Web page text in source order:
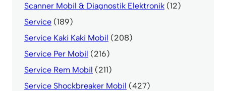
Scanner Mobil & Diagnostik Elektronik (12)
Service (189)
Service Kaki Kaki Mobil (208)
Service Per Mobil (216)
Service Rem Mobil (211)
Service Shockbreaker Mobil (427)